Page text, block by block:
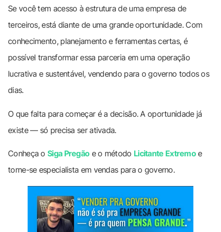
Se você tem acesso à estrutura de uma empresa de
terceiros, está diante de uma grande oportunidade. Com
conhecimento, planejamento e ferramentas certas, é
possível transformar essa parceria em uma operação
lucrativa e sustentável, vendendo para o governo todos os
dias.
O que falta para começar é a decisão. A oportunidade já
existe — só precisa ser ativada.
Conheça o Siga Pregãoe o método Licitante Extremoe
torne-se especialista em vendas para o governo.